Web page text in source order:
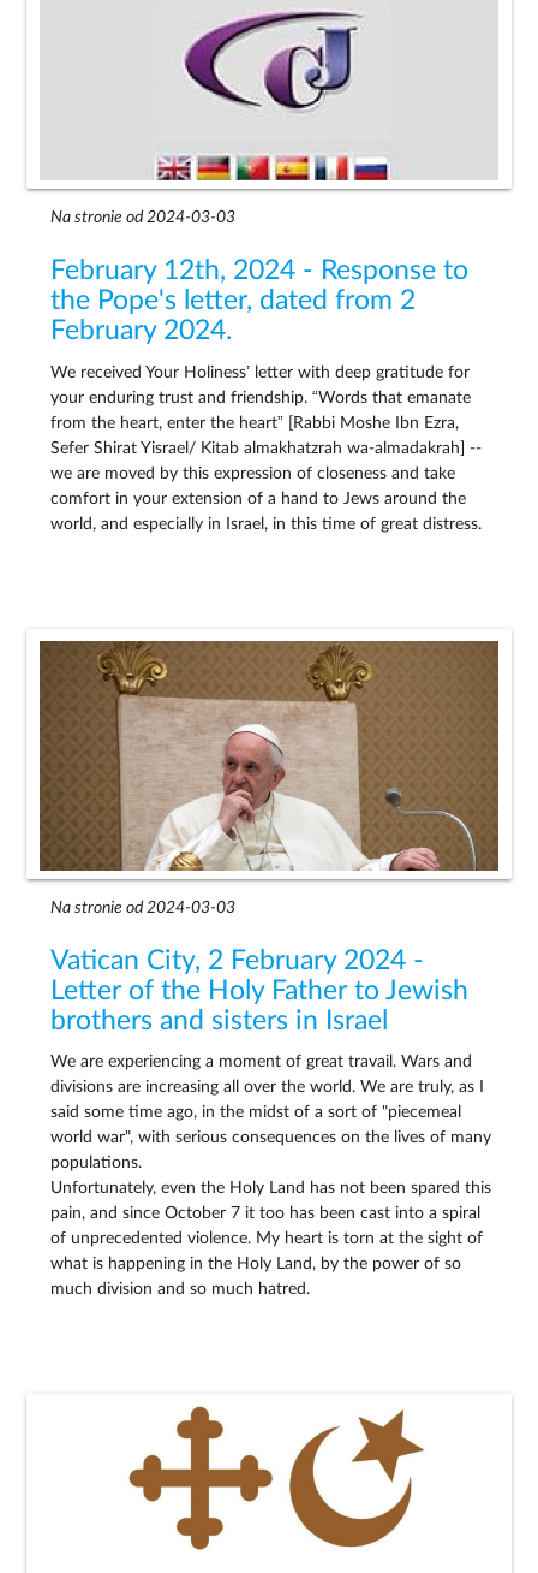
Na stronie od 2024-03-03
February 12th, 2024 - Response to
the Pope's letter, dated from 2
February 2024.
We received Your Holiness’ letter with deep gratitude for
your enduring trust and friendship. “Words that emanate
from the heart, enter the heart” [Rabbi Moshe Ibn Ezra,
Sefer Shirat Yisrael/ Kitab almakhatzrah wa-almadakrah] --
we are moved by this expression of closeness and take
comfort in your extension of a hand to Jews around the
world, and especially in Israel, in this time of great distress.
Na stronie od 2024-03-03
Vatican City, 2 February 2024 -
Letter of the Holy Father to Jewish
brothers and sisters in Israel
We are experiencing a moment of great travail. Wars and
divisions are increasing all over the world. We are truly, as I
said some time ago, in the midst of a sort of "piecemeal
world war", with serious consequences on the lives of many
populations.
Unfortunately, even the Holy Land has not been spared this
pain, and since October 7 it too has been cast into a spiral
of unprecedented violence. My heart is torn at the sight of
what is happening in the Holy Land, by the power of so
much division and so much hatred.